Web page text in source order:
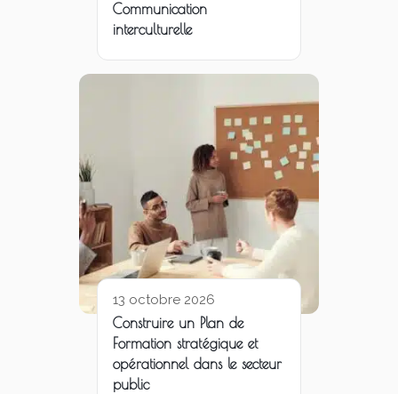
Communication
interculturelle
13 octobre 2026
Construire un Plan de
Formation stratégique et
opérationnel dans le secteur
public